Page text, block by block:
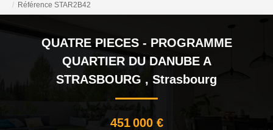
LOCATIONS
Référence STAR2B42
QUATRE PIECES - PROGRAMME
QUARTIER DU DANUBE A
STRASBOURG , Strasbourg
451 000 €